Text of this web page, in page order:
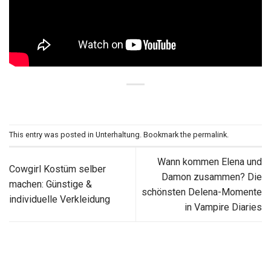
This entry was posted in Unterhaltung . Bookmark the permalink
Cowgirl Kostüm selber
machen: Günstige &
individuelle Verkleidung
Wann kommen Elena und
Damon zusammen? Die
schönsten Delena-Momente
in Vampire Diaries